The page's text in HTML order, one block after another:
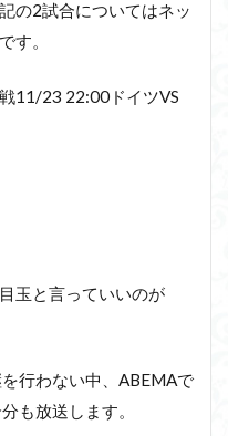
の2試合についてはネッ
す。
11/23 22:00ドイツVS
玉と言っていいのが
行わない中、ABEMAで
も放送します。